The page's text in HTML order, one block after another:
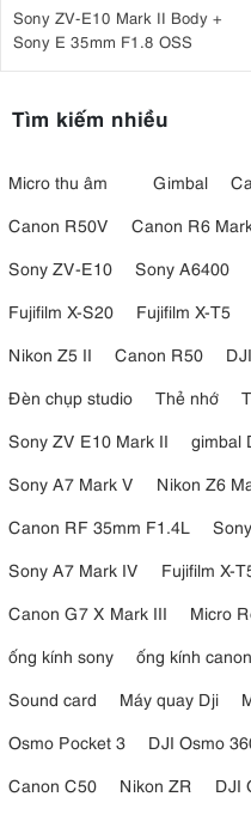
Sony ZV-E10 Mark II Body +
Sony E 35mm F1.8 OSS
Tìm kiếm nhiều
Micro thu âm Gimbal
Canon R50V
Canon R6
Sony ZV-E10
Sony A6400
Fujifilm X-S20
Fujifilm X-T5
Nikon Z5 II
Canon R50
Đèn chụp studio
Thẻ nhớ
Sony ZV E10 Mark II
gimbal
Sony A7 Mark V
Nikon Z6
Canon RF 35mm F1.4L
Sony A7 Mark IV
Fujifilm X-
Canon G7 X Mark III
Micro
ống kính sony
ống kính canon
Sound card
Máy quay Dji
Osmo Pocket 3
DJI Osmo
Canon C50
Nikon ZR DJI